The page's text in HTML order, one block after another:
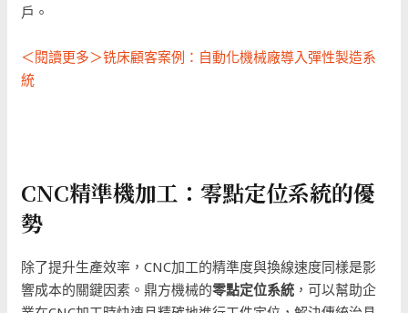
戶。
＜閱讀更多＞铣床顧客案例：自動化機械廠導入彈性製造系
統
CNC精準機加工：零點定位系統的優
勢
除了提升生產效率，CNC加工的精準度與換線速度同樣是影
響成本的關鍵因素。鼎方機械的零點定位系統 ，可以幫助企